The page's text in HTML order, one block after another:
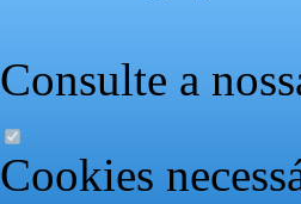
Consulte a
Cookies